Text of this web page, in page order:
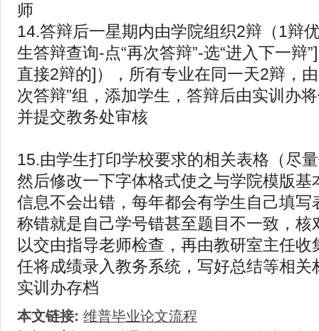
师
14.答辩后一星期内由学院组织2辩（1辩
生答辩查询-点“再次答辩”-选“进入下一辩
直接2辩的]），所有专业在同一天2辩，
次答辩”组，添加学生，答辩后由实训办
并提交教务处审核
15.由学生打印学校要求的相关表格（尽
然后修改一下字体格式使之与学院模版基
信息不会出错，每年都会有学生自己填写
称错就是自己学号错甚至题目不一致，核
以交由指导老师检查，再由教研室主任收
任将成绩录入教务系统，写好总结等相关
实训办存档
本文链接: 维普毕业论文流程